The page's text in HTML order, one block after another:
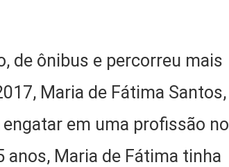
de ônibus e percorreu mais
Maria de Fátima Santos,
em uma profissão no
Maria de Fátima tinha